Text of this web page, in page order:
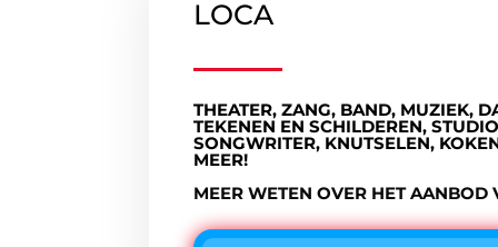
LOCA
THEATER, ZANG, BAND, MUZIEK,
TEKENEN EN SCHILDEREN,
SONGWRITER, KNUTSELEN,
MEER!
MEER WETEN OVER HET AANBOD